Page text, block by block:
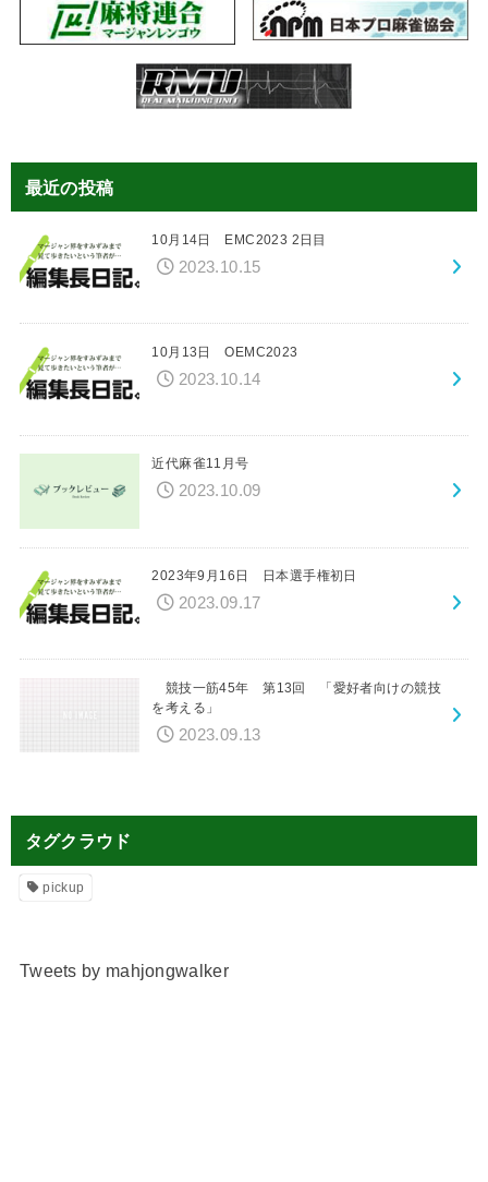
最近の投稿
10月14日 EMC2023 2日目
2023.10.15
10月13日 OEMC2023
2023.10.14
近代麻雀11月号
2023.10.09
2023年9月16日 日本選手権初日
2023.09.17
競技一筋45年 第13回 「愛好者向けの競技
を考える」
2023.09.13
タグクラウド
pickup
Tweets by mahjongwalker